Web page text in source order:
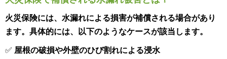
火災保険には、水漏れによる損害が補償される場合があり
ます。具体的には、以下のようなケースが該当します。
✅ 屋根の破損や外壁のひび割れによる浸水